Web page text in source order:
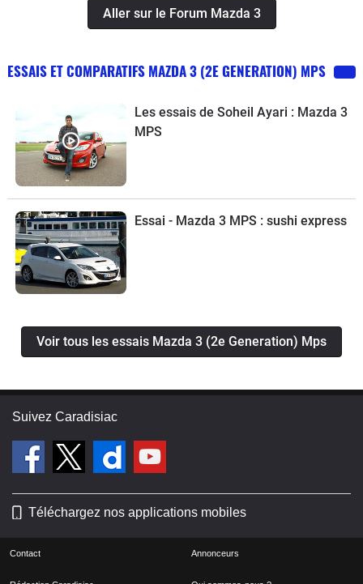
Aller sur le Forum Mazda 3
ESSAIS ET COMPARATIFS MAZDA 3 (2E GENERATION) MPS
Les essais de Soheil Ayari : Mazda 3
MPS
Essai - Mazda 3 MPS : sushi express
Voir tous les essais Mazda 3 (2e Generation) Mps
Suivez Caradisiac
Téléchargez nos applications mobiles
Contact Annonceurs